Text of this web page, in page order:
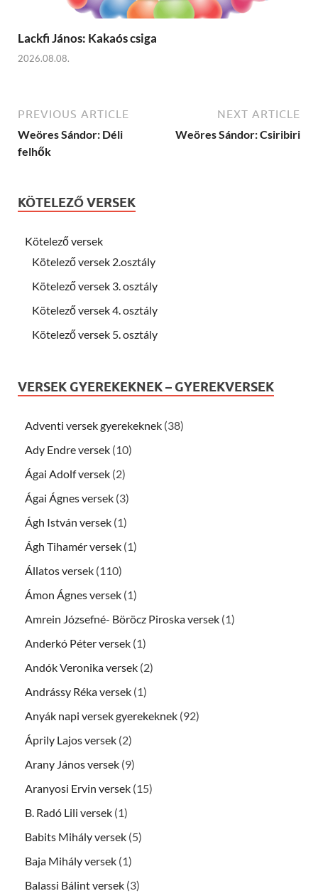
Lackfi János: Kakaós csiga
2026.08.08.
PREVIOUS ARTICLE
Weöres Sándor: Déli
felhők
NEXT ARTICLE
Weöres Sándor: Csiribiri
KÖTELEZŐ VERSEK
Kötelező versek
Kötelező versek 2.osztály
Kötelező versek 3. osztály
Kötelező versek 4. osztály
Kötelező versek 5. osztály
VERSEK GYEREKEKNEK – GYEREKVERSEK
Adventi versek gyerekeknek (38)
Ady Endre versek (10)
Ágai Adolf versek (2)
Ágai Ágnes versek (3)
Ágh István versek (1)
Ágh Tihamér versek (1)
Állatos versek (110)
Ámon Ágnes versek (1)
Amrein Józsefné- Böröcz Piroska versek (1)
Anderkó Péter versek (1)
Andók Veronika versek (2)
Andrássy Réka versek (1)
Anyák napi versek gyerekeknek (92)
Áprily Lajos versek (2)
Arany János versek (9)
Aranyosi Ervin versek (15)
B. Radó Lili versek (1)
Babits Mihály versek (5)
Baja Mihály versek (1)
Balassi Bálint versek (3)